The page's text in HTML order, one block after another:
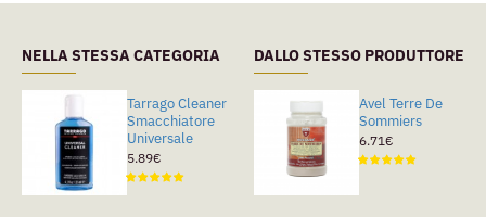
NELLA STESSA CATEGORIA
Tarrago Cleaner
Smacchiatore
Universale
5.89€
Tarragò Color
Stop
9.56€
DALLO STESSO PRODUTTORE
Avel Terre De
Sommiers
6.71€